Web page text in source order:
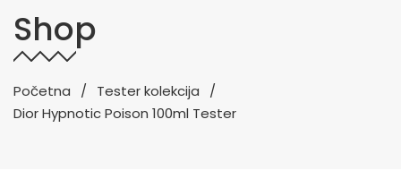
Shop
Početna
Tester kolekcija
Dior Hypnotic Poison 100ml Tester